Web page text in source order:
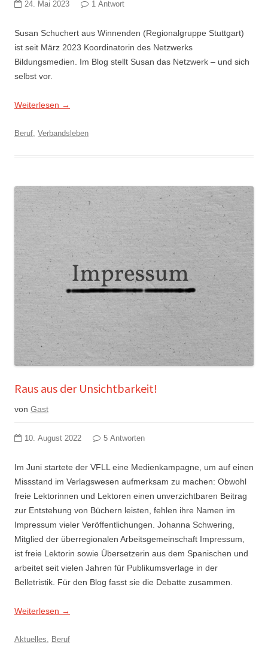
24. Mai 2023 1 Antwort
Susan Schuchert aus Winnenden (Regionalgruppe Stuttgart)
ist seit März 2023 Koordinatorin des Netzwerks
Bildungsmedien. Im Blog stellt Susan das Netzwerk – und sich
selbst vor.
Weiterlesen →
Beruf Verbandsleben
Raus aus der Unsichtbarkeit!
von Gast
10. August 2022 5 Antworten
Im Juni startete der VFLL eine Medienkampagne, um auf einen
Missstand im Verlagswesen aufmerksam zu machen: Obwohl
freie Lektorinnen und Lektoren einen unverzichtbaren Beitrag
zur Entstehung von Büchern leisten, fehlen ihre Namen im
Impressum vieler Veröffentlichungen. Johanna Schwering,
Mitglied der überregionalen Arbeitsgemeinschaft Impressum,
ist freie Lektorin sowie Übersetzerin aus dem Spanischen und
arbeitet seit vielen Jahren für Publikumsverlage in der
Belletristik. Für den Blog fasst sie die Debatte zusammen.
Weiterlesen →
Aktuelles Beruf